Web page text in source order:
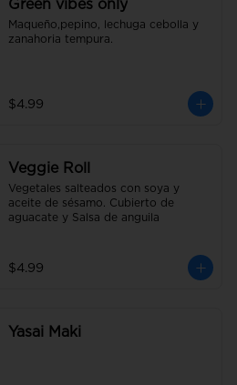
Green vibes only
Maqueño,pepino, lechuga cebolla y
zanahoria tempura.
$4.99
Veggie Roll
Vegetales salteados con soya y
aceite de sésamo. Cubierto de
aguacate y Salsa de anguila
$4.99
Yasai Maki